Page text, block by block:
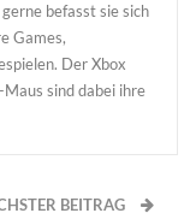
befasst sie sich
Games,
Der Xbox
sind dabei ihre
BEITRAG